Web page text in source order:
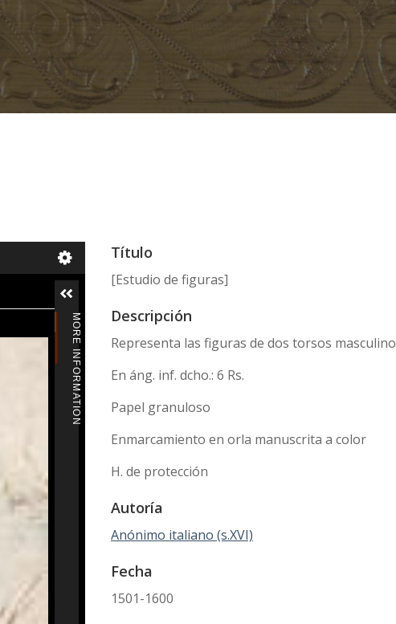
MORE INFORMATION
Título
[Estudio de figuras]
Descripción
Representa las figuras de dos torsos
En áng. inf. dcho.: 6 Rs.
Papel granuloso
Enmarcamiento en orla manuscrita a color
H. de protección
Autoría
Anónimo italiano (s.XVI)
Fecha
1501-1600